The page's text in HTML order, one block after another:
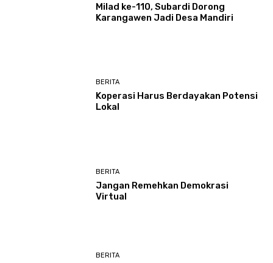
Milad ke-110, Subardi Dorong
Karangawen Jadi Desa Mandiri
BERITA
Koperasi Harus Berdayakan Potensi
Lokal
BERITA
Jangan Remehkan Demokrasi
Virtual
BERITA